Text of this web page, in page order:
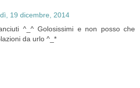
19 dicembre, 2014
^_^ Golosissimi e non posso che
da urlo ^_*